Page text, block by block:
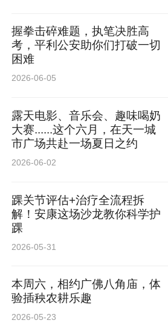
握拳击碎难题，执笔决胜高
考，平利公安助你们打破一切
困难
2026-06-05
露天电影、音乐会、趣味喝奶
大赛......这个六月，在天一城
市广场共赴一场夏日之约
2026-06-02
踝关节评估+治疗全流程拆
解！安康这场沙龙教你科学护
踝
2026-05-31
本周六，相约广佛八角庙，体
验插秧农耕乐趣
2026-05-23